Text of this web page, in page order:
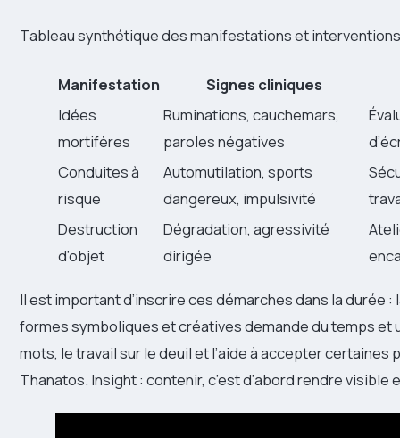
Tableau synthétique des manifestations et interventions
Manifestation
Signes cliniques
Idées
mortifères
Ruminations, cauchemars,
paroles négatives
Conduites à
risque
Automutilation, sports
dangereux, impulsivité
Destruction
d’objet
Dégradation, agressivité
dirigée
Il est important d’inscrire ces démarches dans la durée
formes symboliques et créatives demande du temps et
mots, le travail sur le deuil et l’aide à accepter
Thanatos. Insight : contenir, c’est d’abord rendre visible